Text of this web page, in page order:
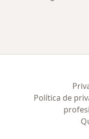
Política de